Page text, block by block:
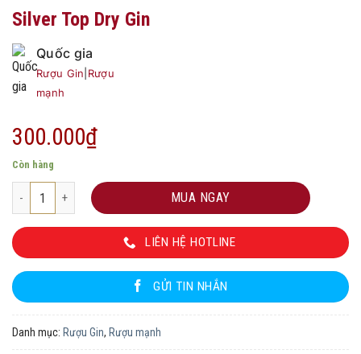
Silver Top Dry Gin
Quốc gia
Rượu Gin Rượu
mạnh
300.000₫
Còn hàng
Silver Top Dry Gin số lượng MUA NGAY
LIÊN HỆ HOTLINE
GỬI TIN NHẮN
Danh mục: Rượu Gin, Rượu mạnh